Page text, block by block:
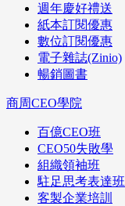
週年慶好禮送
紙本訂閱優惠
數位訂閱優惠
電子雜誌(Zinio)
暢銷圖書
商周CEO學院
百億CEO班
CEO50失敗學
組織領袖班
駐足思考表達班
客製企業培訓